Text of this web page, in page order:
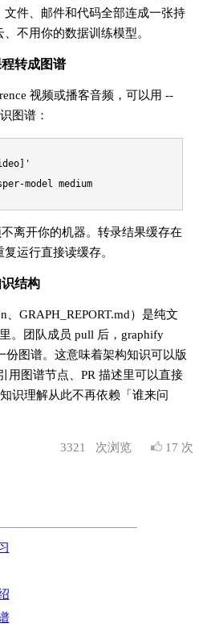
件、邮件和代码全部连成一张持
不用你的数据训练模型。
转成图谱
视频或播客音频，可以用 --
图谱：
model medium
离开你的机器。转录结果缓存在
运行直接读缓存。
结构
GRAPH_REPORT.md）是纯文
。团队成员 pull 后，graphify
份图谱。这意味着架构知识可以版
用图谱节点、PR 描述里可以直接
识理解从此不再依赖「谁来问
3321 次浏览 17 次